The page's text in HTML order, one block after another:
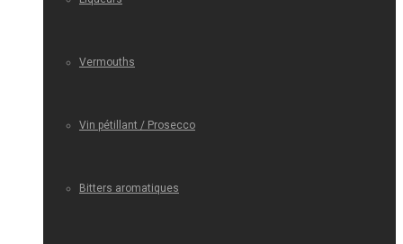
Vermouths
Vin pétillant / Prosecco
Bitters aromatiques